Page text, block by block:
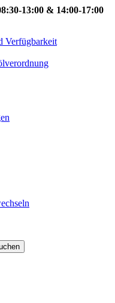
13:00 & 14:00-17:00
Verfügbarkeit